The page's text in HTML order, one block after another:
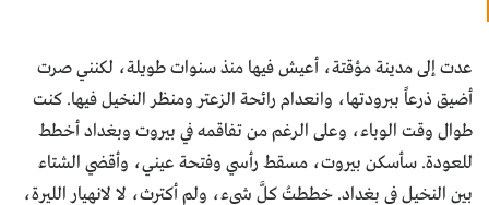
عدت إلى مدينة مؤقتة، أعيش فيها منذ سنوات طويلة، لكنني صرت
أضيق ذرعاً ببرودتها، وانعدام رائحة الزعتر ومنظر النخيل فيها. كنت
طوال وقت الوباء، وعلى الرغم من تفاقمه في بيروت وبغداد أخطط
للعودة. سأسكن بيروت، مسقط رأسي وفتحة عيني، وأقضي الشتاء
بين النخيل في بغداد. خططتُ كلَّ شيء، ولم أكترث، لا لانهيار الليرة،